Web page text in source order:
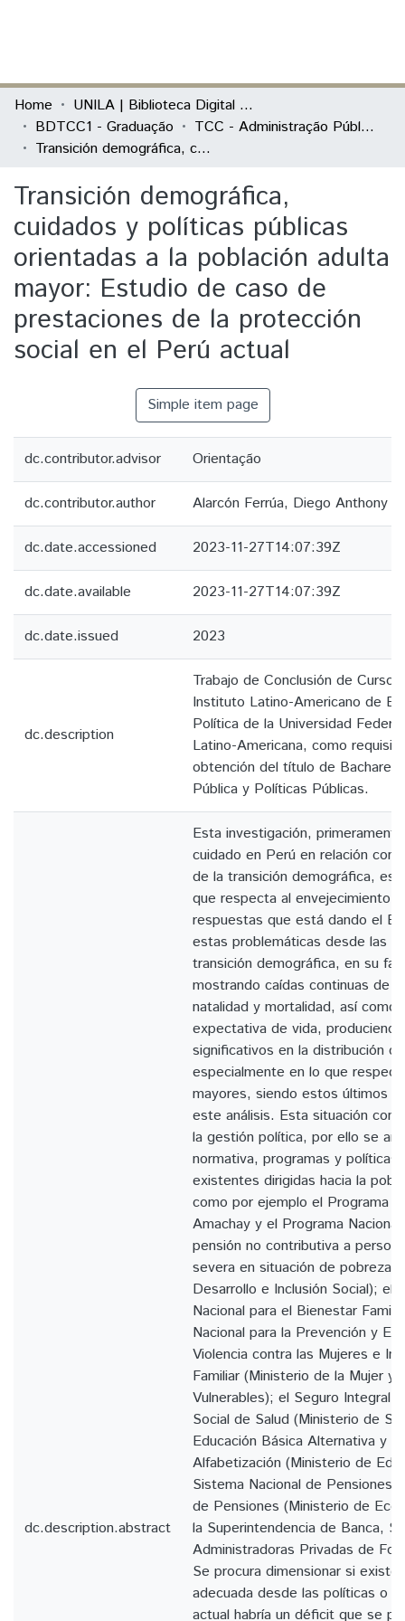
Communities & Collections
All of DSpace
Home
UNILA | Biblioteca Digital de Trabalhos de Conclusão de Curso
BDTCC1 - Graduação
TCC - Administração Pública e Políticas Públicas
Transición demográfica, cuidados y políticas públicas orientadas a la población adulta mayor: Estudio de caso de prestaciones de la protección social en el Perú actual
Transición demográfica,
cuidados y políticas públicas
orientadas a la población adulta
mayor: Estudio de caso de
prestaciones de la protección
social en el Perú actual
Simple item page
dc.contributor.advisor Orientação
dc.contributor.author Alarcón Ferrúa, Diego Anthony
dc.date.accessioned 2023-11-27T14:07:39Z
dc.date.available 2023-11-27T14:07:39Z
dc.date.issued 2023
dc.description
Trabajo de Conclusión de Curso
Instituto Latino-Americano de
Política de la Universidad
Latino-Americana, como
obtención del título de Bacharel
Pública y Políticas Públicas.
dc.description.abstract
Esta investigación,
cuidado en Perú en relación con
de la transición demográfica,
que respecta al envejecimiento,
respuestas que está dando el
estas problemáticas desde las
transición demográfica, en su
mostrando caídas continuas de
natalidad y mortalidad, así como
expectativa de vida,
significativos en la distribución
especialmente en lo que
mayores, siendo estos últimos
este análisis. Esta situación
la gestión política, por ello se
normativa, programas y políticas
existentes dirigidas hacia la
como por ejemplo el Programa
Amachay y el Programa
pensión no contributiva a
severa en situación de pobreza
Desarrollo e Inclusión Social); el
Nacional para el Bienestar
Nacional para la Prevención y
Violencia contra las Mujeres e
Familiar (Ministerio de la Mujer y
Vulnerables); el Seguro Integral
Social de Salud (Ministerio de
Educación Básica Alternativa y
Alfabetización (Ministerio de
Sistema Nacional de Pensiones
de Pensiones (Ministerio de
la Superintendencia de Banca,
Administradoras Privadas de
Se procura dimensionar si existe
adecuada desde las políticas o
actual habría un déficit que se